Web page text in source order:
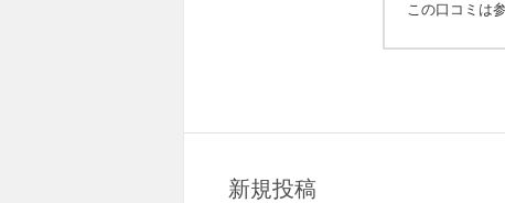
この口コミは
新規投稿